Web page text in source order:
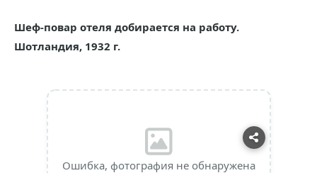
Шеф-повар отеля добирается на работу.
Шотландия, 1932 г.
Ошибка, фотография не обнаружена